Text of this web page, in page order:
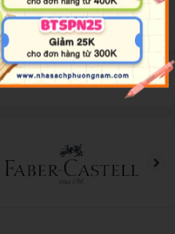
tuổi áo trắng mộng mơ và tinh